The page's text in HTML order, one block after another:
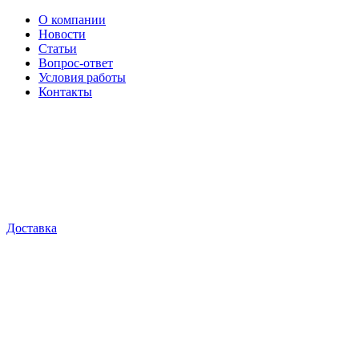
О компании
Новости
Статьи
Вопрос-ответ
Условия работы
Контакты
Доставка